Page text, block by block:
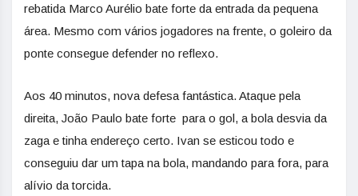
rebatida Marco Aurélio bate forte da entrada da pequena
área. Mesmo com vários jogadores na frente, o goleiro da
ponte consegue defender no reflexo.
Aos 40 minutos, nova defesa fantástica. Ataque pela
direita, João Paulo bate forte para o gol, a bola desvia da
zaga e tinha endereço certo. Ivan se esticou todo e
conseguiu dar um tapa na bola, mandando para fora, para
alívio da torcida.